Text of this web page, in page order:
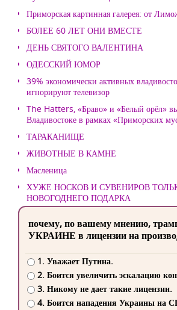
Приморская картинная галерея: от
БОЛЕЕ 60 ЛЕТ ОНИ ВМЕСТЕ
ДЕНЬ СВЯТОГО ВАЛЕНТИНА
ОДЕССКИЙ ЮМОР
39% экономически активных
игнорируют телевизор
The Hatters, «Браво» и «Белый орёл»
Владивостоке в рамках «Приморских
ТАРАКАНИЩЕ
ЖИВОТНЫЕ В КАМНЕ
Масленица
ХУЖЕ НОСКОВ И СУВЕНИРОВ
НОВОГОДНЕГО ПОДАРКА
почему, по вашему мнению,
УКРАИНЕ в лицензии на
1. Уважает Путина.
2. Боится увеличить эскалацию
3. Никому не дает такие лицензии.
4. Боится нападения Украины на